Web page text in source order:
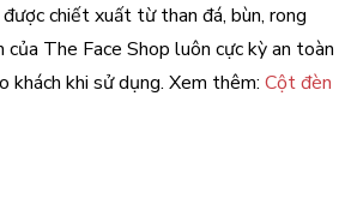
chiết xuất từ than đá, bùn, rong
của The Face Shop luôn cực kỳ an toàn
khách khi sử dụng. Xem thêm: Cột đèn